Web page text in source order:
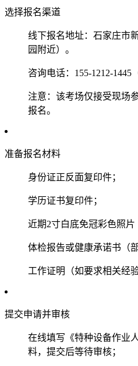
‌选择报名渠道‌
线下报名地址‌：石家庄市
园附近）‌‌。
咨询电话‌：155-1212-1445
注意：该考场仅接受现场
报名‌‌。
‌准备报名材料‌
身份证正反面复印件；
学历证书复印件；
近期2寸白底免冠彩色照片
体检报告或健康承诺书（
工作证明（如要求相关经验
‌提交申请并审核‌
在线填写《特种设备作业
料，提交后等待审核；